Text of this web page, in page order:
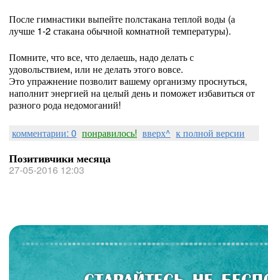
После гимнастики выпейте полстакана теплой воды (а
лучше 1-2 стакана обычной комнатной температуры).
Помните, что все, что делаешь, надо делать с
удовольствием, или не делать этого вовсе.
Это упражнение позволит вашему организму проснуться,
наполнит энергией на целый день и поможет избавиться от
разного рода недомоганий!
комментарии: 0 понравилось! вверх^ к полной версии
Позитивчики месяца
27-05-2016 12:03